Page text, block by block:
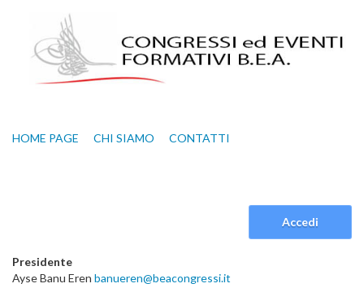
HOME PAGE CHI SIAMO CONTATTI
Accedi
Presidente
Ayse Banu Eren banueren@beacongressi.it